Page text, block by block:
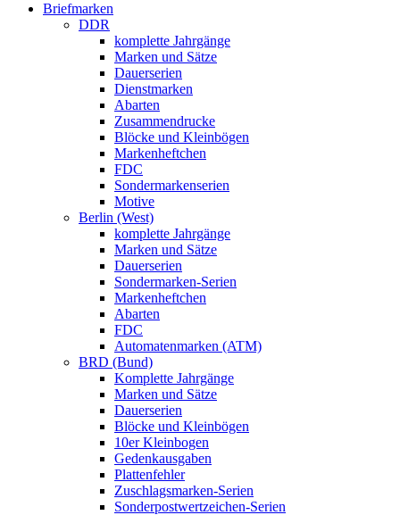
Briefmarken
DDR
komplette Jahrgänge
Marken und Sätze
Dauerserien
Dienstmarken
Abarten
Zusammendrucke
Blöcke und Kleinbögen
Markenheftchen
FDC
Sondermarkenserien
Motive
Berlin (West)
komplette Jahrgänge
Marken und Sätze
Dauerserien
Sondermarken-Serien
Markenheftchen
Abarten
FDC
Automatenmarken (ATM)
BRD (Bund)
Komplette Jahrgänge
Marken und Sätze
Dauerserien
Blöcke und Kleinbögen
10er Kleinbogen
Gedenkausgaben
Plattenfehler
Zuschlagsmarken-Serien
Sonderpostwertzeichen-Serien